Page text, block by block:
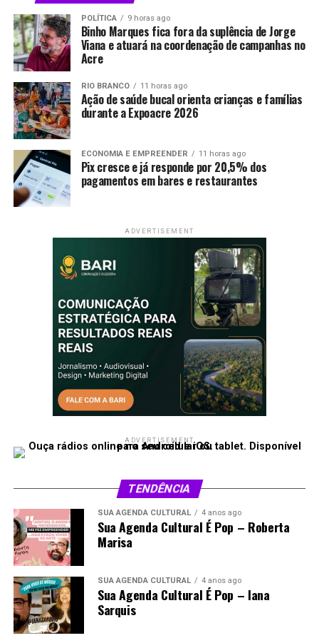
POLÍTICA 9 horas ago
Binho Marques fica fora da suplência de Jorge
Viana e atuará na coordenação de campanhas no
Acre
RIO BRANCO 11 horas ago
Ação de saúde bucal orienta crianças e famílias
durante a Expoacre 2026
ECONOMIA E EMPREENDER 11 horas ago
Pix cresce e já responde por 20,5% dos
pagamentos em bares e restaurantes
ADVERTISEMENT
ADVERTISEMENT
TENDÊNCIA
SUA AGENDA CULTURAL 4 anos ago
Sua Agenda Cultural É Pop – Roberta
Marisa
SUA AGENDA CULTURAL 4 anos ago
Sua Agenda Cultural É Pop – Iana
Sarquis